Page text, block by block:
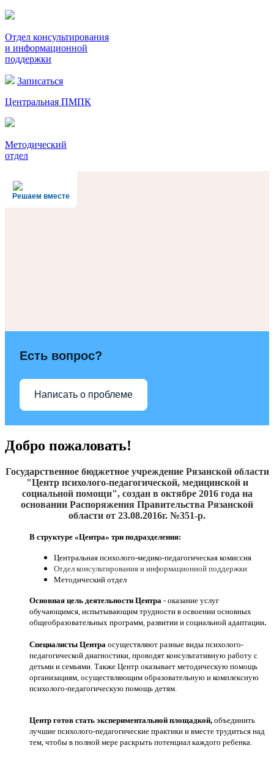
Отдел консультирования
и информационной
поддержки
Записаться
Центральная ПМПК
Методический
отдел
Решаем вместе
Есть вопрос?
Написать о проблеме
Добро пожаловать!
Государственное бюджетное учреждение Рязанской области
"Центр психолого-педагогической, медицинской и
социальной помощи", создан в октябре 2016года на
основании Распоряжения Правительства Рязанской
области от 23.08.2016г. №351-р.
В структуре «Центра» три подразделения:
Центральная психолого-медико-педагогическая комиссия
Отдел консультирования и информационной поддержки
Методический отдел
Основная цель деятельности Центра - оказание услуг
обучающимся, испытывающим трудности в освоении основных
общеобразовательных программ, развитии и социальной адаптации.
Специалисты Центра осуществляют разные виды психолого-
педагогической диагностики, проводят консультативную работу с
детьми и семьями. Также Центр оказывает методическую помощь
организациям, осуществляющим образовательную и комплексную
психолого-педагогическую помощь детям.
Центр готов стать экспериментальной площадкой, объединить
лучшие психолого-педагогические практики и вместе трудиться над
тем, чтобы в полной мере раскрыть потенциал каждого ребенка.